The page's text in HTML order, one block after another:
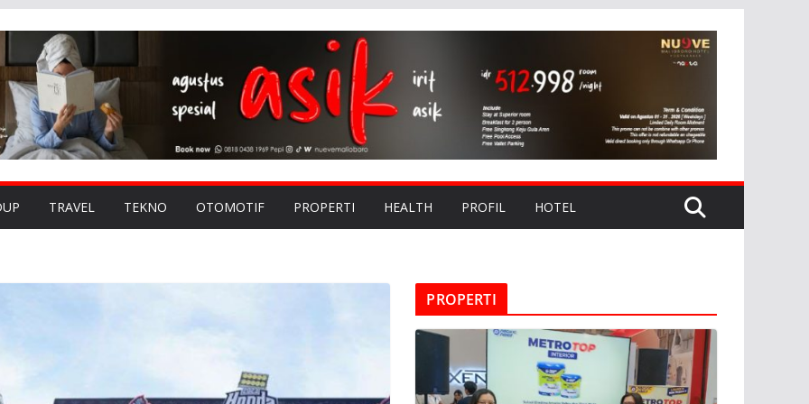
TRAVEL TEKNO OTOMOTIF PROPERTI HEALTH PROFIL HOTEL
PROPERTI